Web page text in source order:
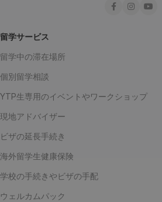
留学サービス
留学中の滞在場所
個別留学相談
YTP生専用のイベントやワークショップ
現地アドバイザー
ビザの延長手続き
海外留学生健康保険
学校の手続きやビザの手配
ウェルカムパック